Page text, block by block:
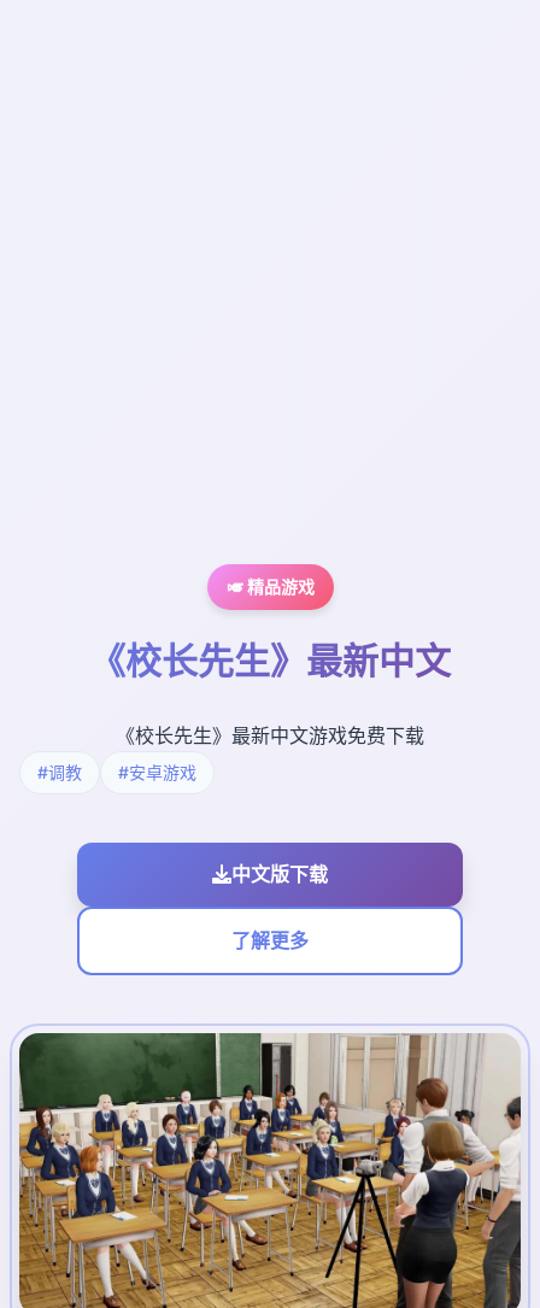
🎺 精品游戏
《校长先生》最新中文
《校长先生》最新中文游戏免费下载
#调教 #安卓游戏
中文版下载
了解更多